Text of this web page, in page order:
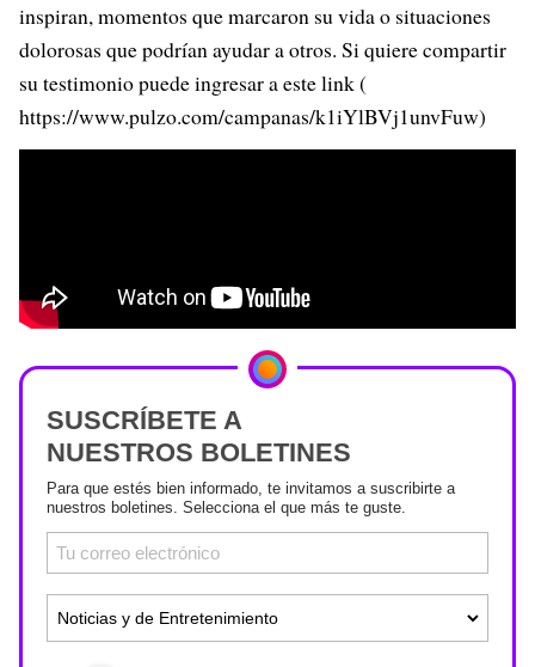
inspiran, momentos que marcaron su vida o situaciones
dolorosas que podrían ayudar a otros. Si quiere compartir
su testimonio puede ingresar a este link (
https://www.pulzo.com/campanas/k1iYlBVj1unvFuw)
SUSCRÍBETE A
NUESTROS BOLETINES
Para que estés bien informado, te invitamos a suscribirte a
nuestros boletines. Selecciona el que más te guste.